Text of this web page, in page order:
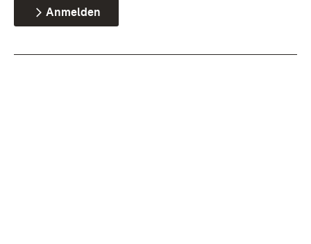
Anmelden